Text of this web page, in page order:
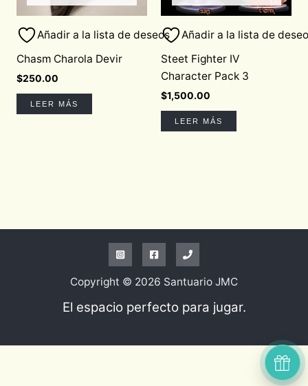
Añadir a la lista de deseos
Chasm Charola Devir
$250.00
LEER MÁS
Añadir a la lista de
Steet Fighter IV
Character Pack 3
$1,500.00
LEER MÁS
Copyright © 2026 Santuario JMC
El espacio perfecto para jugar.